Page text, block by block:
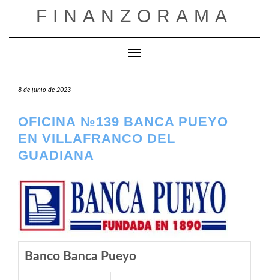
FINANZORAMA
Cambiar modo de navegación
8 de junio de 2023
OFICINA №139 BANCA PUEYO
EN VILLAFRANCO DEL
GUADIANA
Banco Banca Pueyo